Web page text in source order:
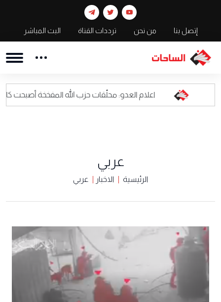
إتصل بنا من نحن ترددات القناة البث المباشر
اعلام العدو: محلّقات حزب الله المفخخة أصبحت كابوسا للقيادة
عربي
الرئيسية الاخبار عربي